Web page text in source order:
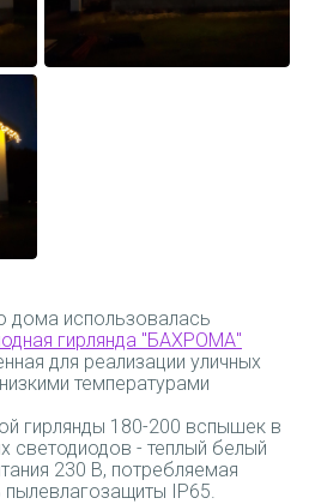
дома использовалась
гирлянда "БАХРОМА"
для реализации уличных
температурами
гирлянды 180-200 вспышек в
светодиодов - теплый белый
230 В, потребляемая
IP65.